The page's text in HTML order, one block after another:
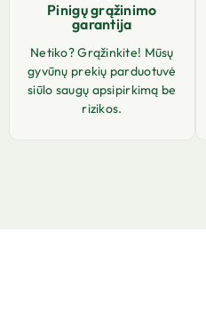
Pinigų grąžinimo
garantija
Netiko? Grąžinkite! Mūsų
gyvūnų prekių parduotuvė
siūlo saugų apsipirkimą be
rizikos.